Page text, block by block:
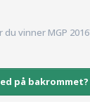
du vinner MGP
på bakrommet?